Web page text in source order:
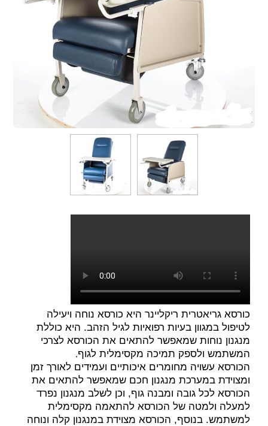
כורסא גריאטרית ריקליינר היא כורסא נוחה ויעילה
לטיפול במגוון בעיות רפואיות לגיל הזהב. היא כוללת
מנגנון נוחות שמאפשר להתאים את הכורסא לצרכי
המשתמש ולספק תמיכה מקסימלית לגוף.
הכורסא עשויה מחומרים איכותיים ועמידים לאורך זמן
ומצוידת במערכת מנגנון חכם שמאפשר להתאים את
הכורסא לכל גובה ומבנה גוף, וכן לשלב מנגנון נפרד
למעלה ולמטה של הכורסא להתאמה מקסימלית
למשתמש. בנוסף, הכורסא מצוידת במנגנון קלה ונוחה